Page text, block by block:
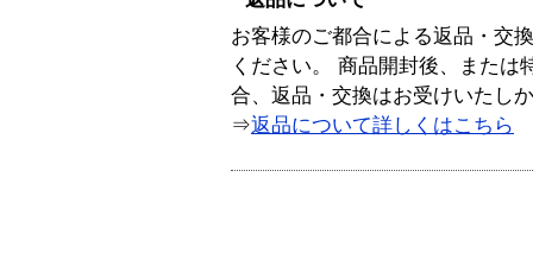
お客様のご都合による返品・交
ください。 商品開封後、または
合、返品・交換はお受けいたし
⇒返品について詳しくはこちら